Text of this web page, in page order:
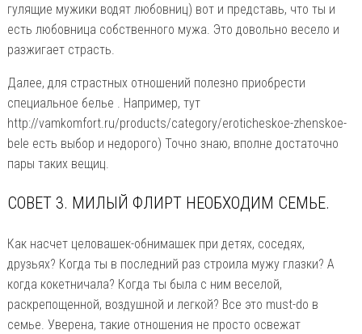
гулящие мужики водят любовниц) вот и представь, что ты и
есть любовница собственного мужа. Это довольно весело и
разжигает страсть.
Далее, для страстных отношений полезно приобрести
специальное белье . Например, тут
http://vamkomfort.ru/products/category/eroticheskoe-zhenskoe-
bele есть выбор и недорого) Точно знаю, вполне достаточно
пары таких вещиц.
СОВЕТ 3. МИЛЫЙ ФЛИРТ НЕОБХОДИМ СЕМЬЕ.
Как насчет целовашек-обнимашек при детях, соседях,
друзьях? Когда ты в последний раз строила мужу глазки? А
когда кокетничала? Когда ты была с ним веселой,
раскрепощенной, воздушной и легкой? Все это must-do в
семье. Уверена, такие отношения не просто освежат